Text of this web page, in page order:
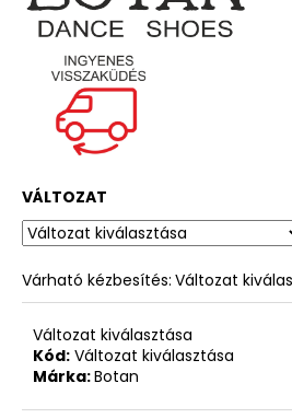
VÁLTOZAT
Várható kézbesítés: Változat
Változat kiválasztása
Kód: Változat kiválasztása
Márka:Botan